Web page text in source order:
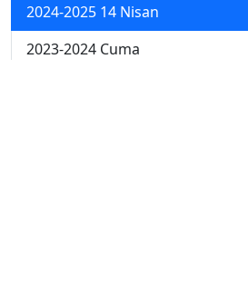
2024-2025 14 Nisan
2023-2024 Cuma